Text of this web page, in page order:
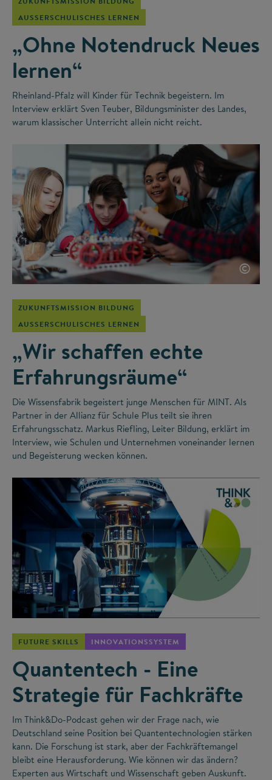
AUSSERSCHULISCHES LERNEN
„Ohne Notendruck Neues
lernen“
Rheinland-Pfalz will Kinder für Technik begeistern. Im
Interview erklärt Sven Teuber, Bildungsminister des Landes,
warum klassischer Unterricht allein nicht reicht.
©
ZUKUNFTSMISSION BILDUNG
AUSSERSCHULISCHES LERNEN
„Wir schaffen echte
Erfahrungsräume“
Die Wissensfabrik begeistert junge Menschen für MINT. Als
Partner in der Allianz für Schule Plus teilt sie ihren
Erfahrungsschatz. Markus Riefling, Leiter Bildung, erklärt im
Interview, wie Schulen und Unternehmen voneinander lernen
und Begeisterung wecken können.
FUTURE SKILLS INNOVATIONSSYSTEM
Quantentech - Eine
Strategie für Fachkräfte
Im Think&Do-Podcast gehen wir der Frage nach, wie
Deutschland seine Position bei Quantentechnologien stärken
kann. Die Forschung ist stark, aber der Fachkräftemangel
bleibt eine Herausforderung. Wie können wir das ändern?
Experten aus Wirtschaft und Wissenschaft geben Auskunft.